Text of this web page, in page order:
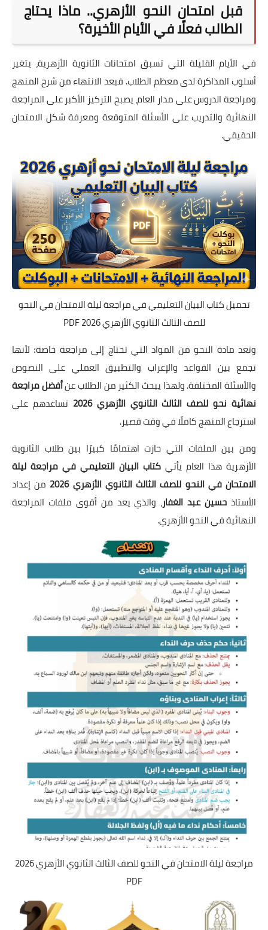
قبل امتحان النحو الأزهري.. ماذا يحتاج
الطالب فعلًا في الأيام الأخيرة؟
في الأيام القليلة التي تسبق امتحانات الثانوية الأزهرية، يتغير
أسلوب المذاكرة لدى معظم الطلاب. فبعد الانتهاء من شرح المنهج
ومراجعة الدروس على مدار العام، يصبح التركيز الأكبر على المراجعة
النهائية والتدريب على الأسئلة المتوقعة ومعرفة شكل الامتحان
الحقيقي.
تحميل كتاب البيان التعليمي في مراجعة ليلة الامتحان في النحو
للصف الثالث الثانوي الأزهري 2026 PDF
وتعد مادة النحو من المواد التي تحتاج إلى مراجعة خاصة؛ لأنها
تجمع بين القواعد والإعراب والتطبيق العملي على النصوص
والأسئلة المختلفة. ولهذا يبحث الكثير من الطلاب عنأفضل مراجعة
نهائية نحو للصف الثالث الثانوي الأزهري 2026
تساعدهم على
استرجاع المنهج كاملًا في وقت قصير.
ومن بين الملفات التي حازت اهتمامًا كبيرًا بين طلاب الثانوية
الأزهرية هذا العام يأتي كتاب البيان التعليمي في مراجعة ليلة
الامتحان في النحو للصف الثالث الثانوي الأزهري 2026
من إعداد
الأستاذ حسين عبد الغفار، والذي يعد من أقوى ملفات المراجعة
النهائية في النحو الأزهري.
مراجعة ليلة الامتحان في النحو للصف الثالث الثانوي الأزهري 2026
PDF